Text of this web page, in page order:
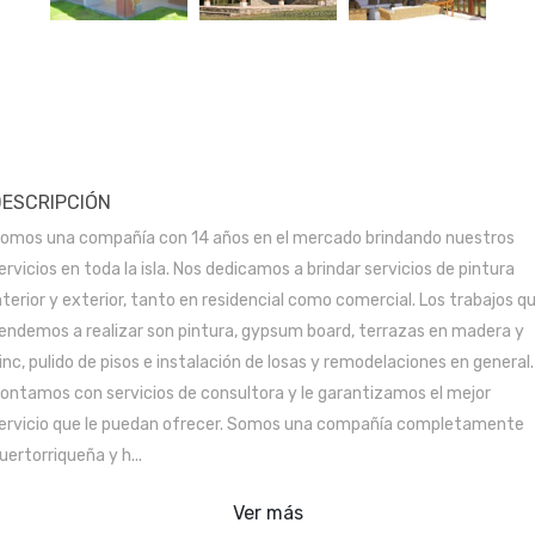
una compañía con 14 años en el mercado brindando nuestros
en toda la isla. Nos dedicamos a brindar servicios de pintura
y exterior, tanto en residencial como comercial. Los trabajos
a realizar son pintura, gypsum board, terrazas en madera y
pulido de pisos e instalación de losas y remodelaciones en general.
con servicios de consultora y le garantizamos el mejor
que le puedan ofrecer. Somos una compañía completamente
y h...
Ver más